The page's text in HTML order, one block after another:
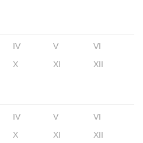
IV V
VI
X XI XII
IV V
VI
X XI XII